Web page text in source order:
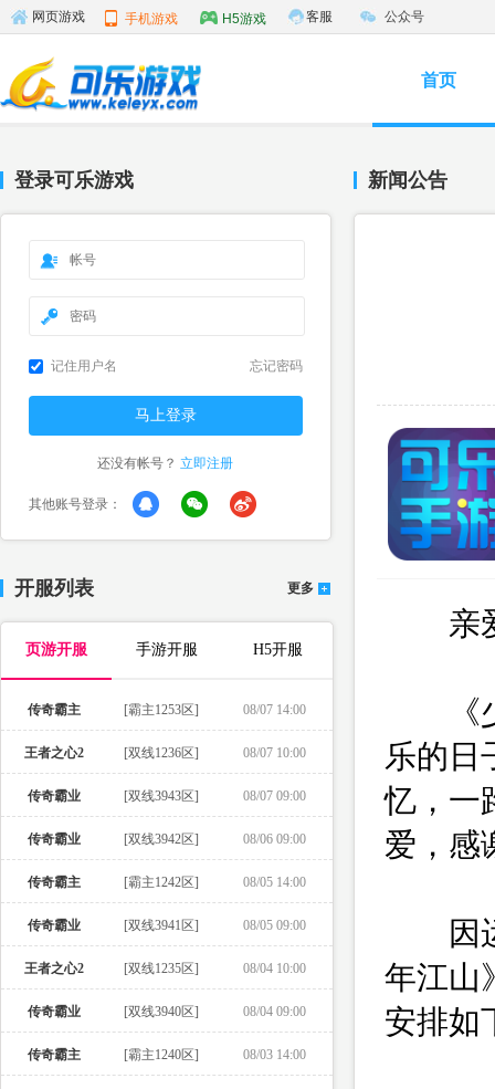
网页游戏 手机游戏 H5游戏 客服 公众号
首页
登录可乐游戏
记住用户名 忘记密码
还没有帐号？ 立即注册
其他账号登录：
开服列表 更多
页游开服 手游开服 H5开服
传奇霸主 [霸主1253区] 08/07 14:00
王者之心2 [双线1236区] 08/07 10:00
传奇霸业 [双线3943区] 08/07 09:00
传奇霸业 [双线3942区] 08/06 09:00
传奇霸主 [霸主1242区] 08/05 14:00
传奇霸业 [双线3941区] 08/05 09:00
王者之心2 [双线1235区] 08/04 10:00
传奇霸业 [双线3940区] 08/04 09:00
传奇霸主 [霸主1240区] 08/03 14:00
新闻公告
亲爱
《少
乐的日
忆，一
爱，感
因运
年江山
安排如